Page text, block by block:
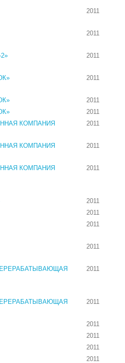
2011
2011
2011
2011
2011
2011
КОМПАНИЯ
2011
КОМПАНИЯ
2011
КОМПАНИЯ
2011
2011
2011
2011
2011
2011
2011
2011
2011
2011
2011